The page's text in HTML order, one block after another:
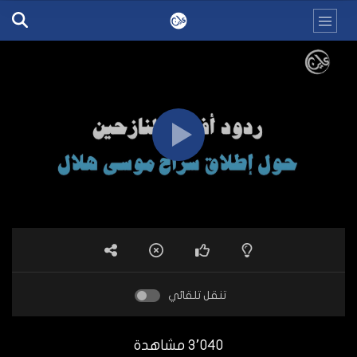
تنقل تلقائي
3٬040 مشاهدة